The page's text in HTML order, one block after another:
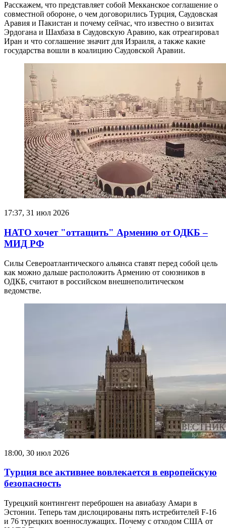
Расскажем, что представляет собой Мекканское соглашение о
совместной обороне, о чем договорились Турция, Саудовская
Аравия и Пакистан и почему сейчас, что известно о визитах
Эрдогана и Шахбаза в Саудовскую Аравию, как отреагировал
Иран и что соглашение значит для Израиля, а также какие
государства вошли в коалицию Саудовской Аравии.
17:37, 31 июл 2026
НАТО хочет "оттащить" Армению от ОДКБ –
МИД РФ
Силы Североатлантического альянса ставят перед собой цель
как можно дальше расположить Армению от союзников в
ОДКБ, считают в российском внешнеполитическом
ведомстве.
18:00, 30 июл 2026
Турция все активнее вовлекается в европейскую
безопасность
Турецкий контингент переброшен на авиабазу Амари в
Эстонии. Теперь там дислоцированы пять истребителей F-16
и 76 турецких военнослужащих. Почему с отходом США от